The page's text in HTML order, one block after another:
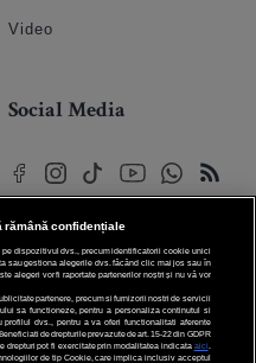
Video
Social Media
© 2026 Internet Corp SRL
Toate drepturile rezervate
rămână confidențiale
dispozitivul dvs., precum identificatorii cookie unici
sau gestiona alegerile dvs. făcând clic mai jos sau în
alegeri vor fi raportate partenerilor noștri și nu vă vor
partenere, precum si furnizorii nostri de servicii
sa functioneze, pentru a personaliza continutul si
dvs., pentru a va oferi functionalitati aferente
de drepturile prevazute de art. 15-22 din GDPR
drepturi pot fi exercitate prin modalitatea indicata aici
de tip Cookie, care implica inclusiv acceptul